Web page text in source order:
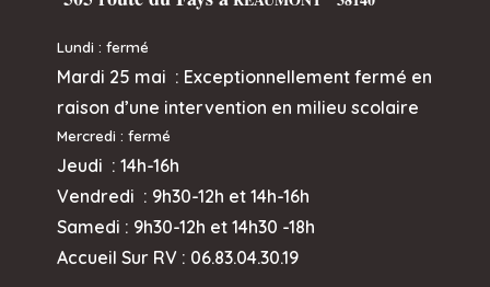
Lundi : fermé
Mardi 25 mai : Exceptionnellement fermé en
raison d’une intervention en milieu scolaire
Mercredi: fermé
Jeudi :14h-16h
Vendredi : 9h30-12h et 14h-16h
Samedi : 9h30-12h et 14h30 -18h
Accueil Sur RV : 06.83.04.30.19